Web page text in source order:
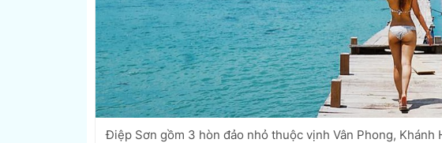
Điệp Sơn gồm 3 hòn đảo nhỏ thuộc vịnh Vân Phong,